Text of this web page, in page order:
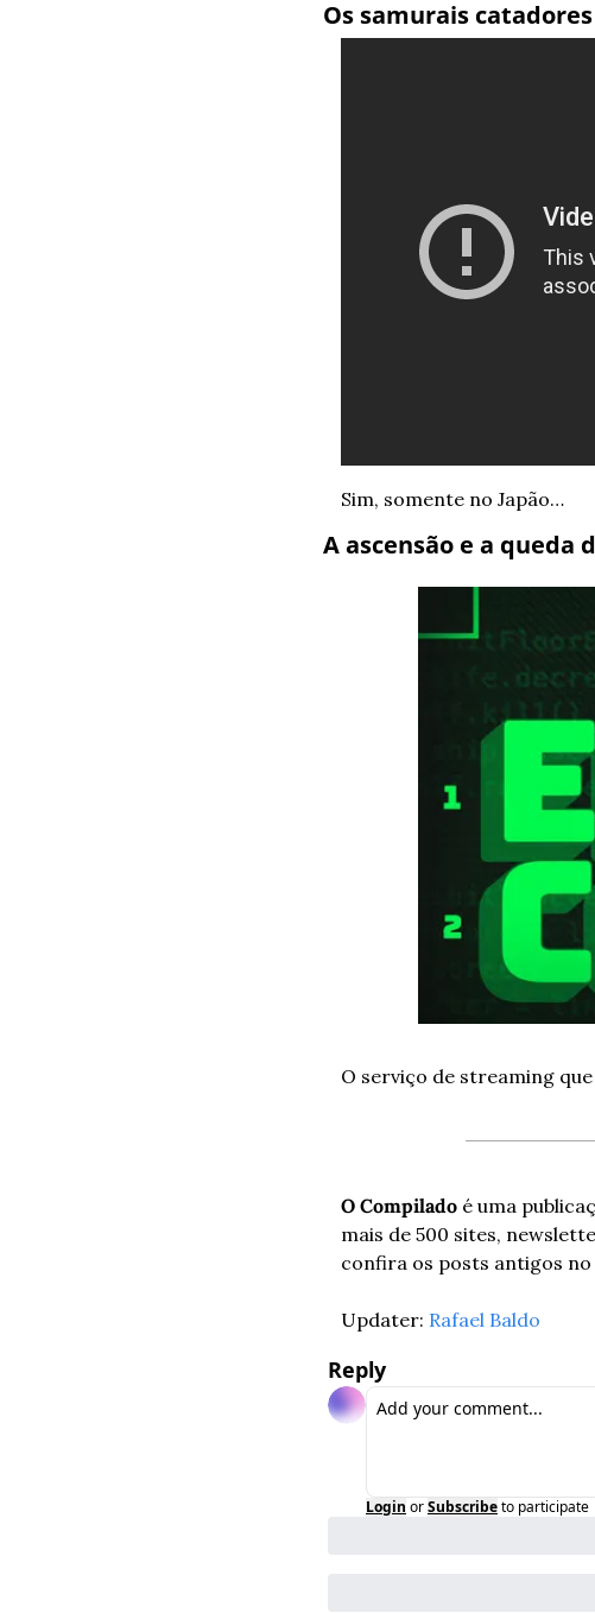
Os samurais
Sim, somente no Japão…
A ascensão e a queda
O serviço de streaming
O Compilado é uma
mais de 500 sites,
confira os posts antigos no
Updater: Rafael Baldo
Reply
Login orSubscribeto participate